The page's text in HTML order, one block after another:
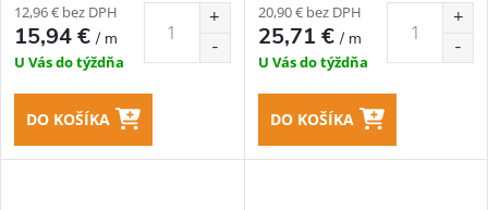
12,96 € bez DPH
15,94 €/ m
U Vás do týždňa
DO KOŠÍKA
20,90 € bez DPH
25,71 €/ m
U Vás do týždňa
DO KOŠÍKA